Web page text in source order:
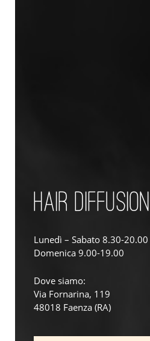
HAIR
Lunedì – Sabato 8.30-20.00
Domenica 9.00-19.00
Dove siamo:
Via Fornarina, 119
48018 Faenza (RA)